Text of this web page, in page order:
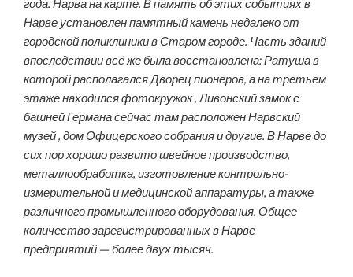
года. Нарва на карте. В память об этих событиях в
Нарве установлен памятный камень недалеко от
городской поликлиники в Старом городе. Часть зданий
впоследствии всё же была восстановлена: Ратуша в
которой располагался Дворец пионеров, а на третьем
этаже находился фотокружок , Ливонский замок с
башней Германа сейчас там расположен Нарвский
музей , дом Офицерского собрания и другие. В Нарве до
сих пор хорошо развито швейное производство,
металлообработка, изготовление контрольно-
измерительной и медицинской аппаратуры, а также
различного промышленного оборудования. Общее
количество зарегистрированных в Нарве
предприятий — более двух тысяч.